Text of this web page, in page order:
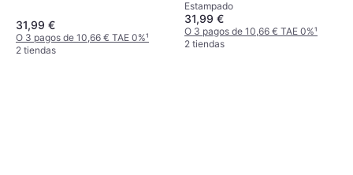
31,99 €
O 3 pagos de 10,66 € TAE 0%¹
2 tiendas
Abstracto Loreana 2 53cm x
10m
Estampado
31,99 €
O 3 pagos de 10,66 € TAE 0%¹
2 tiendas